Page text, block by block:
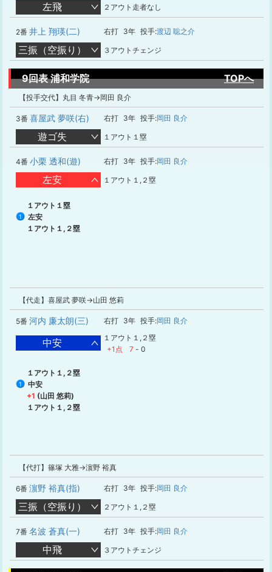
左飛 ２アウト走者なし
2番 井上 翔瑛(二) 右打 3年 投手:渡辺 聡之介
三振（空振り） ３アウトチェンジ
9回表 浦和学院 TOPへ
【投手交代】丸目 冬青→岡田 良介
3番 喜屋武 夢咲(右) 右打 3年 投手:岡田 良介
遊ゴ失 １アウト１塁
4番 小栗 透和(遊) 右打 3年 投手:岡田 良介
左安 １アウト１,２塁
１アウト１塁
1
左安
１アウト１,２塁
【代走】喜屋武 夢咲→山田 悠莉
5番 河内 廉太朗(三) 右打 3年 投手:岡田 良介
中安
１アウト１,２塁
+1点
7 - 0
１アウト１,２塁
1
中安
+1 (山田 悠莉)
１アウト１,２塁
【代打】篠塚 大雅→濵野 裕真
6番 濵野 裕真(指) 右打 3年 投手:岡田 良介
三振（空振り） ２アウト１,２塁
7番 名波 蒼真(一) 右打 3年 投手:岡田 良介
中飛 ３アウトチェンジ